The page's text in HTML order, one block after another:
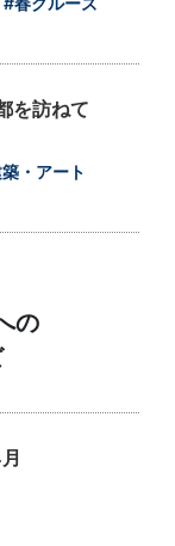
を訪ねて
・アート
の